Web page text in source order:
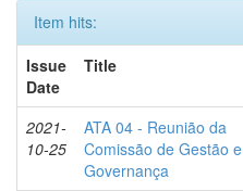
Item hits:
Issue
Date
Title
2021-
10-25
ATA 04 - Reunião da
Comissão de Gestão e
Governança